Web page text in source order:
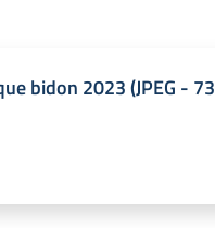
bidon 2023(JPEG -